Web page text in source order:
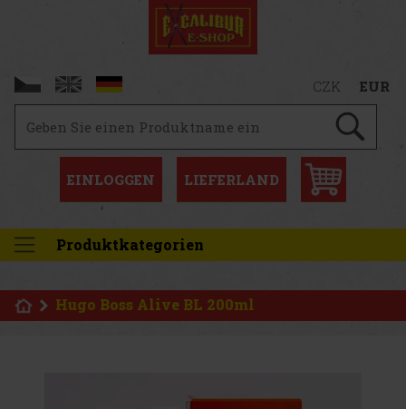
CZK EUR
EINLOGGEN LIEFERLAND
Produktkategorien
Hugo Boss Alive BL 200ml